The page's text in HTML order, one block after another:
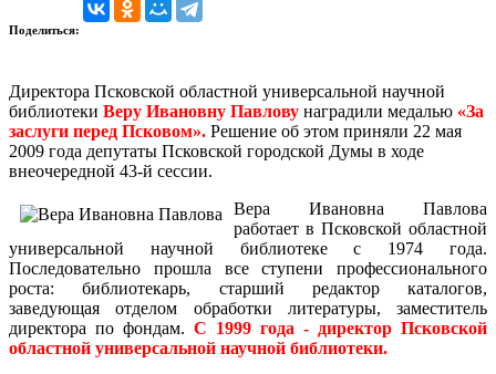
Поделиться:
Директора Псковской областной универсальной научной
библиотеки Веру Ивановну Павлову наградили медалью «За
заслуги перед Псковом». Решение об этом приняли 22 мая
2009 года депутаты Псковской городской Думы в ходе
внеочередной 43-й сессии.
Вера Ивановна Павлова
работает в Псковской областной
универсальной научной библиотеке с 1974 года.
Последовательно прошла все ступени профессионального
роста: библиотекарь, старший редактор каталогов,
заведующая отделом обработки литературы, заместитель
директора по фондам. С 1999 года - директор Псковской
областной универсальной научной библиотеки.